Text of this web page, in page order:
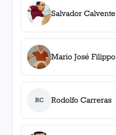
Salvador Calvente
Mario José Filippo
RC Rodolfo Carreras